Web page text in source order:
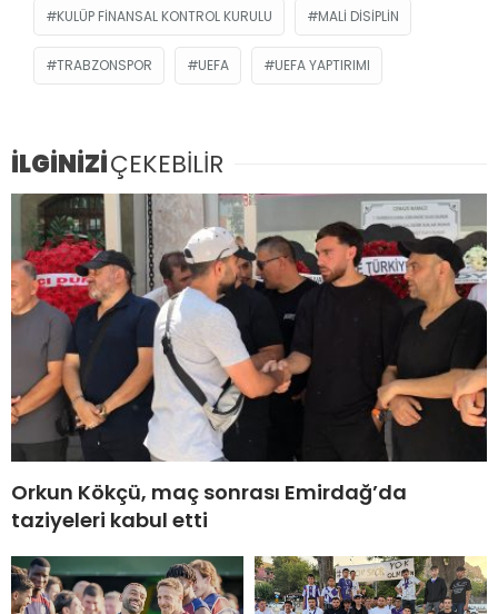
KULÜP FINANSAL KONTROL KURULU MALI DISIPLIN
TRABZONSPOR UEFA UEFA YAPTIRIMI
İLGİNİZİÇEKEBİLİR
Orkun Kökçü, maç sonrası Emirdağ’da
taziyeleri kabul etti